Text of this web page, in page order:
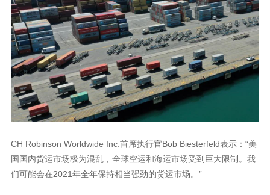
CH Robinson Worldwide Inc.首席执行官Bob Biesterfeld表示：“美
国国内货运市场极为混乱，全球空运和海运市场受到巨大限制。我
们可能会在2021年全年保持相当强劲的货运市场。”